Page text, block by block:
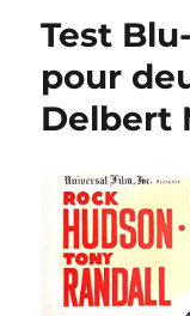
Test
pour
Delbert